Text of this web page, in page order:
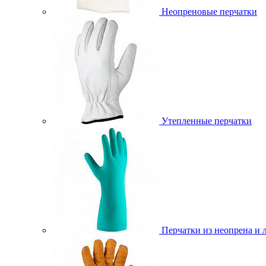
Неопреновые перчатки
Утепленные перчатки
Перчатки из неопрена и